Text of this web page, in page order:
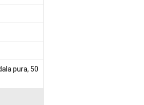
pura, 50